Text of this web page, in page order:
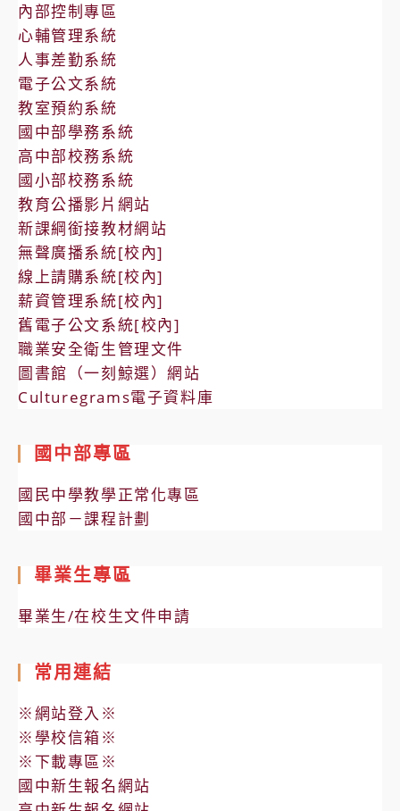
內部控制專區
心輔管理系統
人事差勤系統
電子公文系統
教室預約系統
國中部學務系統
高中部校務系統
國小部校務系統
教育公播影片網站
新課綱銜接教材網站
無聲廣播系統[校內]
線上請購系統[校內]
薪資管理系統[校內]
舊電子公文系統[校內]
職業安全衛生管理文件
圖書館（一刻鯨選）網站
Culturegrams電子資料庫
國中部專區
國民中學教學正常化專區
國中部－課程計劃
畢業生專區
畢業生/在校生文件申請
常用連結
※網站登入※
※學校信箱※
※下載專區※
國中新生報名網站